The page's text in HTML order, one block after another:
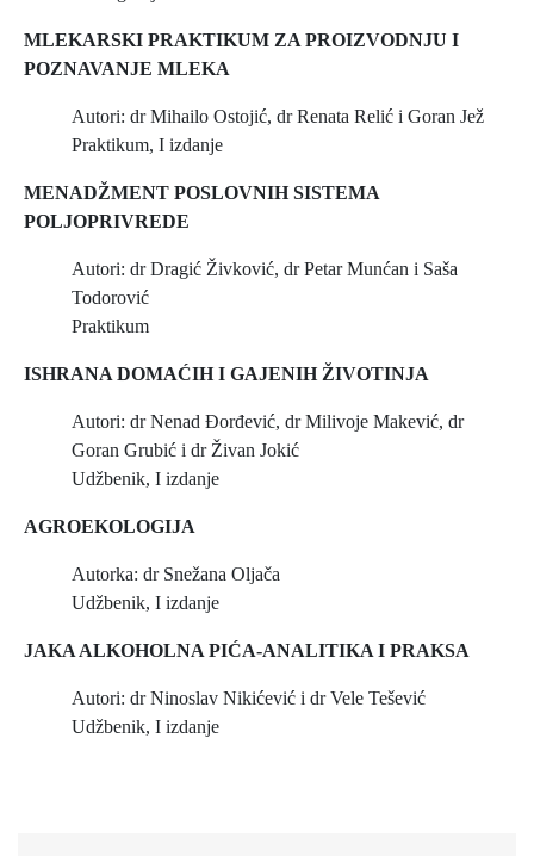
MLEKARSKI PRAKTIKUM ZA PROIZVODNJU I
POZNAVANJE MLEKA
Autori: dr Mihailo Ostojić, dr Renata Relić i Goran Jež
Praktikum, I izdanje
MENADŽMENT POSLOVNIH SISTEMA
POLJOPRIVREDE
Autori: dr Dragić Živković, dr Petar Munćan i Saša
Todorović
Praktikum
ISHRANA DOMAĆIH I GAJENIH ŽIVOTINJA
Autori: dr Nenad Đorđević, dr Milivoje Makević, dr
Goran Grubić i dr Živan Jokić
Udžbenik, I izdanje
AGROEKOLOGIJA
Autorka: dr Snežana Oljača
Udžbenik, I izdanje
JAKA ALKOHOLNA PIĆA-ANALITIKA I PRAKSA
Autori: dr Ninoslav Nikićević i dr Vele Tešević
Udžbenik, I izdanje